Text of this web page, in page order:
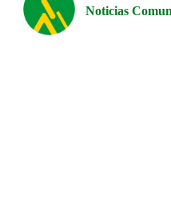
Noticias